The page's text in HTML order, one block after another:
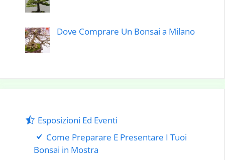
Dove Comprare Un Bonsai a Milano
Esposizioni Ed Eventi
Come Preparare E Presentare I Tuoi
Bonsai in Mostra